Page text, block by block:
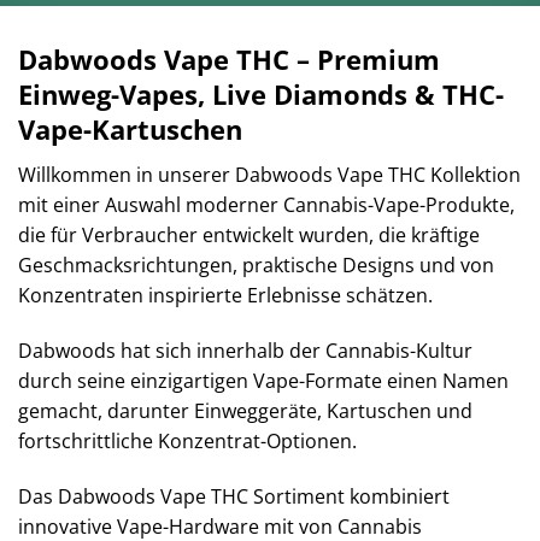
Dabwoods Vape THC – Premium
Einweg-Vapes, Live Diamonds & THC-
Vape-Kartuschen
Willkommen in unserer Dabwoods Vape THC Kollektion
mit einer Auswahl moderner Cannabis-Vape-Produkte,
die für Verbraucher entwickelt wurden, die kräftige
Geschmacksrichtungen, praktische Designs und von
Konzentraten inspirierte Erlebnisse schätzen.
Dabwoods hat sich innerhalb der Cannabis-Kultur
durch seine einzigartigen Vape-Formate einen Namen
gemacht, darunter Einweggeräte, Kartuschen und
fortschrittliche Konzentrat-Optionen.
Das Dabwoods Vape THC Sortiment kombiniert
innovative Vape-Hardware mit von Cannabis